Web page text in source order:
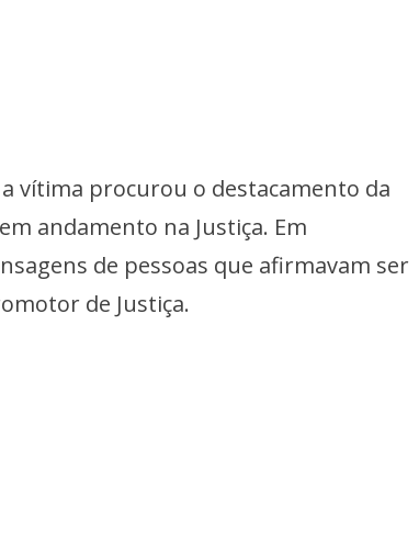
vítima procurou o destacamento da
andamento na Justiça. Em
de pessoas que afirmavam ser
de Justiça.